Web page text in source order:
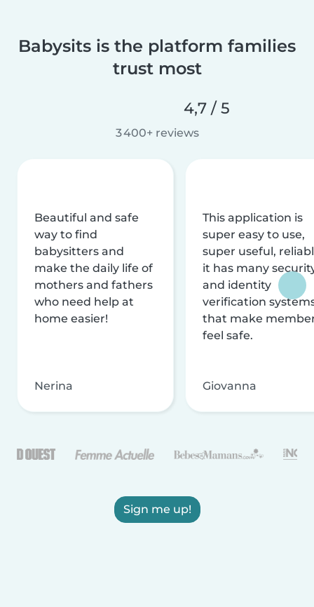
Babysits is the platform families
trust most
4,7 / 5
3 400+ reviews
Beautiful and safe
way to find
babysitters and
make the daily life of
mothers and fathers
who need help at
home easier!
Nerina
This application is
super easy to use,
super useful,
it has many
and identity
verification
that make
feel safe.
Giovanna
Sign me up!